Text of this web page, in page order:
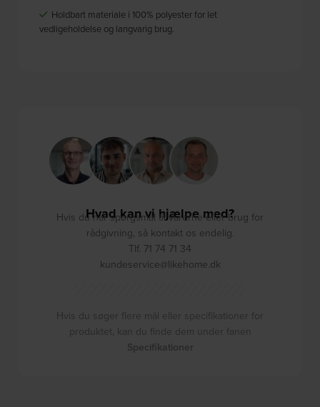
Holdbart materiale i 100% polyester for let
vedligeholdelse og langvarig brug.
Hvad kan vi hjælpe med?
Hvis du har spørgsmål til varerne eller brug for
rådgivning, så kontakt os endelig.
Tlf. 71 74 71 34
kundeservice@likehome.dk
Hvis du søger flere mål eller specifikationer for
produktet, kan du finde dem under fanen
Specifikationer